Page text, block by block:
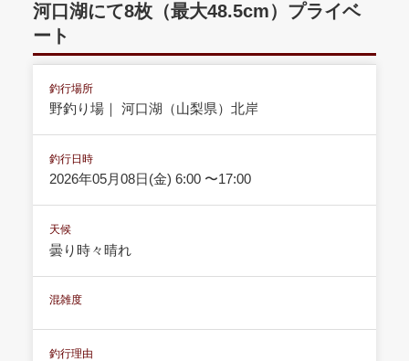
河口湖にて8枚（最大48.5cm）プライベ
ート
釣行場所
野釣り場｜ 河口湖（山梨県）北岸
釣行日時
2026年05月08日(金) 6:00 〜17:00
天候
曇り時々晴れ
混雑度
釣行理由